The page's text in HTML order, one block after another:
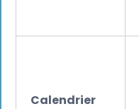
Calendrier